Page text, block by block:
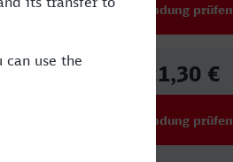
Verbindung prüfen
21,30 €
Verbindung prüfen